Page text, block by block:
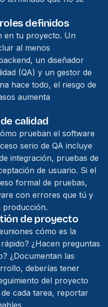
definidos
en tu proyecto. Un
al menos
un diseñador
(QA) y un gestor de
hace todo, el riesgo de
aumenta
calidad
prueban el software
serio de QA incluye
integración, pruebas de
de usuario. Si el
formal de pruebas,
con errores que tú y
producción.
de proyecto
cómo es la
¿Hacen preguntas
¿Documentan las
deberías tener
del proyecto
cada tarea, reportar